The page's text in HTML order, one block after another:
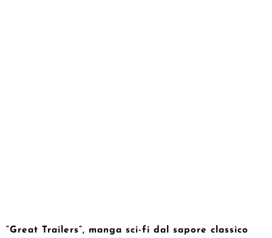
“Great Trailers”, manga sci-fi dal sapore classico